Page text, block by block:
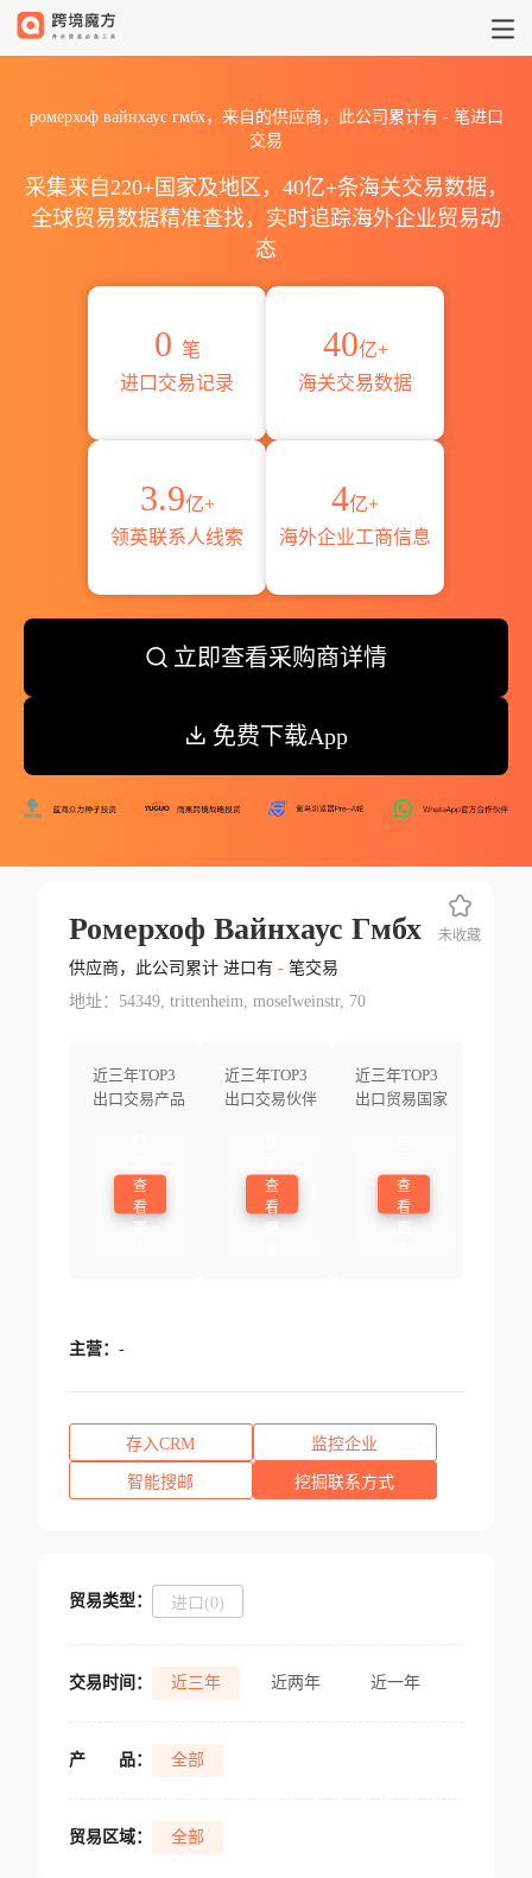
ромерхоф вайнхаус гмбх，来自的供应商，此公司累计有 -笔进口
交易
采集来自220+国家及地区，40亿+条海关交易数据，
全球贸易数据精准查找，实时追踪海外企业贸易动
态
0 笔
进口交易记录
40亿+
海关交易数据
3.9亿+
领英联系人线索
4亿+
海外企业工商信息
立即查看采购商详情
免费下载App
Ромерхоф Вайнхаус Гмбх
供应商，此公司累计 进口有 -笔交易
地址：54349, trittenheim, moselweinstr, 70
近三年TOP3
出口交易产品
查
看
近三年TOP3
出口交易伙伴
查
看
近三年TOP3
出口贸易国家
查
看
未收藏
主营： -
存入CRM 监控企业
智能搜邮 挖掘联系方式
贸易类型： 进口(0)
交易时间： 近三年 近两年 近一年
产 品： 全部
贸易区域： 全部